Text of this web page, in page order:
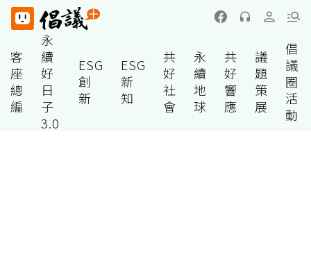
客
座
總
編
永
續
好
日
子
3.0
ESG
創
新
ESG
新
知
共
好
社
會
永
續
地
球
共
好
響
應
議
題
策
展
倡
議
圈
活
動